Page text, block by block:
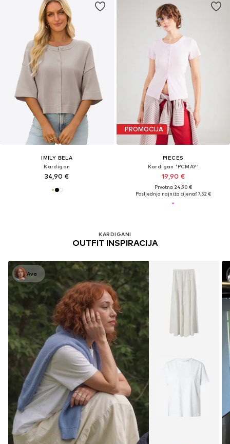
IMILY BELA
Kardigan
34,90 €
PROMOCIJA
PIECES
Kardigan 'PCMAY'
19,90 €
Prvotno: 24,90 €
Posljednja najniža cijena:17,52 €
KARDIGANI
OUTFIT INSPIRACIJA
Ava